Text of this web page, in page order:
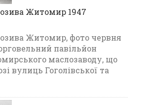
Житомир 1947
Житомир, фото червня
павільйон
маслозаводу, що
вулиць Гоголівської та